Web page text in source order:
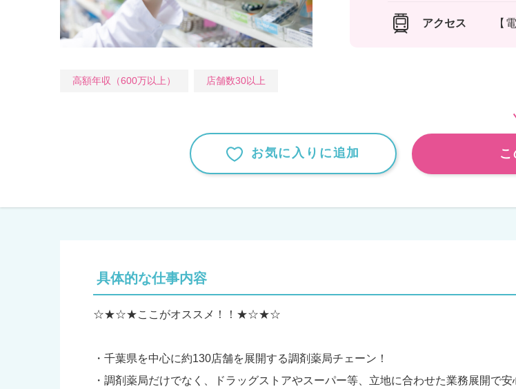
アクセス 【
高額年収（600万以上） 店舗数30以上
お気に入りに追加
具体的な仕事内容
☆★☆★ここがオススメ！！★☆★☆
・千葉県を中心に約130店舗を展開する調剤薬局チェーン！
・調剤薬局だけでなく、ドラッグストアやスーパー等、立地に合わせた業務展開で安